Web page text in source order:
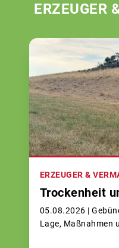
ERZEUGER
ERZEUGER &
Trockenheit
05.08.2026 |
Lage, Maßnahmen